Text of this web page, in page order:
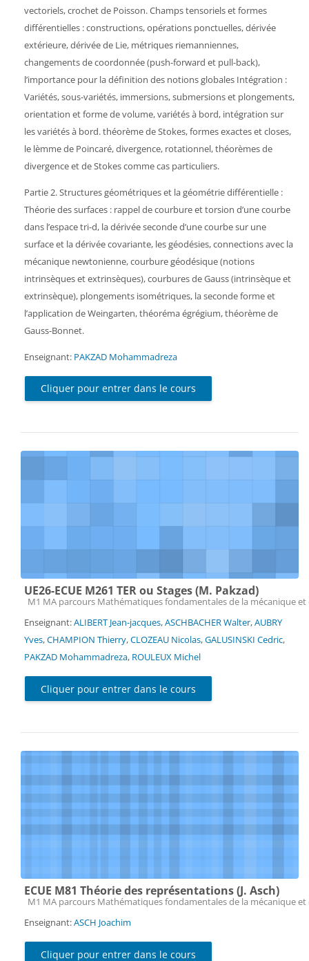
vectoriels, crochet de Poisson. Champs tensoriels et formes
différentielles : constructions, opérations ponctuelles, dérivée
extérieure, dérivée de Lie, métriques riemanniennes,
changements de coordonnée (push-forward et pull-back),
l’importance pour la définition des notions globales Intégration :
Variétés, sous-variétés, immersions, submersions et plongements,
orientation et forme de volume, variétés à bord, intégration sur
les variétés à bord. théorème de Stokes, formes exactes et closes,
le lèmme de Poincaré, divergence, rotationnel, théorèmes de
divergence et de Stokes comme cas particuliers.
Partie 2. Structures géométriques et la géométrie différentielle :
Théorie des surfaces : rappel de courbure et torsion d’une courbe
dans l’espace tri-d, la dérivée seconde d’une courbe sur une
surface et la dérivée covariante, les géodésies, connections avec la
mécanique newtonienne, courbure géodésique (notions
intrinsèques et extrinsèques), courbures de Gauss (intrinsèque et
extrinsèque), plongements isométriques, la seconde forme et
l’application de Weingarten, théoréma égrégium, théorème de
Gauss-Bonnet.
Enseignant: PAKZAD Mohammadreza
Cliquer pour entrer dans le cours
UE26-ECUE M261 TER ou Stages (M. Pakzad)
Catégorie de cours
M1 MA parcours Mathématiques fondamentales de la mécanique
Enseignant:ALIBERT Jean-jacques,ASCHBACHER Walter,AUBRY
Yves,CHAMPION Thierry,CLOZEAU Nicolas,GALUSINSKI Cedric,
PAKZAD Mohammadreza, ROULEUX Michel
Cliquer pour entrer dans le cours
ECUE M81 Théorie des représentations (J. Asch)
Catégorie de cours
M1 MA parcours Mathématiques fondamentales de la mécanique
Enseignant:ASCH Joachim
Cliquer pour entrer dans le cours